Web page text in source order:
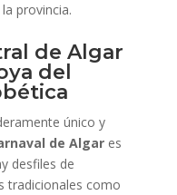
provincia.
de Algar
del
único y
de Algares
desfiles de
tradicionales como